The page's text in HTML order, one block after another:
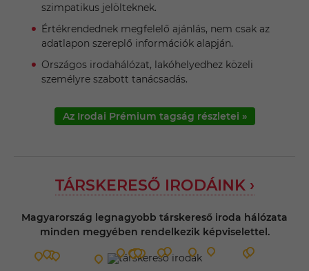
szimpatikus jelölteknek.
Értékrendednek megfelelő ajánlás, nem csak az
adatlapon szereplő információk alapján.
Országos irodahálózat, lakóhelyedhez közeli
személyre szabott tanácsadás.
Az Irodai Prémium tagság részletei »
TÁRSKERESŐ IRODÁINK ›
Magyarország legnagyobb társkereső iroda hálózata
minden megyében rendelkezik képviselettel.